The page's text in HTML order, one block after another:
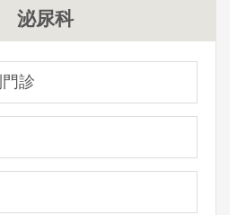
泌尿科
診